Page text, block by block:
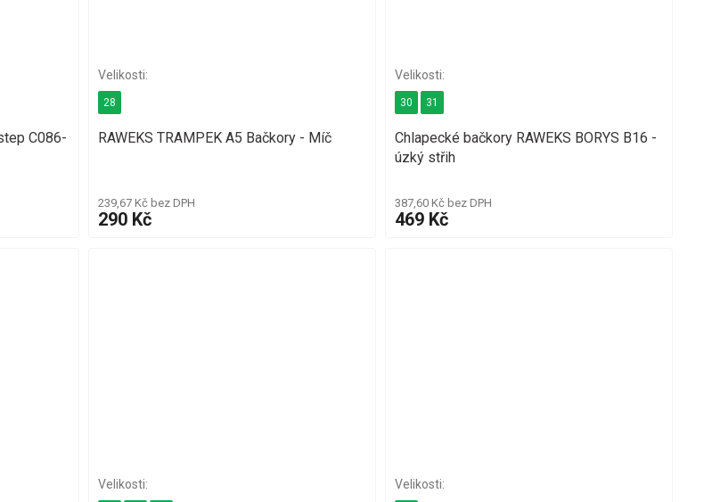
C086-
RAWEKS TRAMPEK A5 Bačkory - Míč
239,67 Kč bez DPH
290 Kč
28
Chlapecké bačkory RAWEKS BORYS B16 -
úzký střih
387,60 Kč bez DPH
469 Kč
30 31